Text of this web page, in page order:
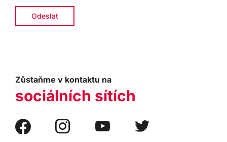
Zůstaňme v kontaktu na
sociálních sítích